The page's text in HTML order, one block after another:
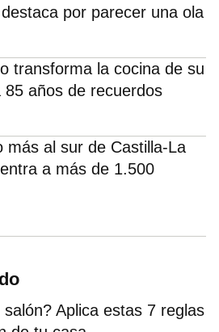
por parecer una ola
transforma la cocina de su
años de recuerdos
más al sur de Castilla-La
a más de 1.500
Aplica estas 7 reglas